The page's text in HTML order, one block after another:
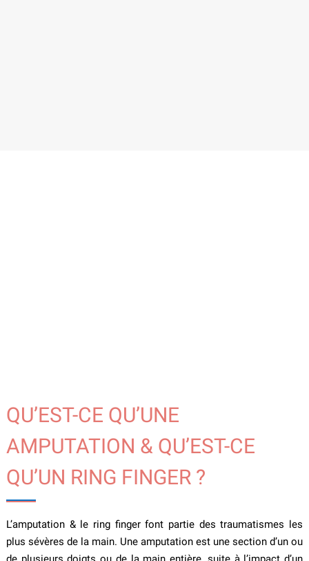
QU’EST-CE QU’UNE
AMPUTATION & QU’EST-CE
QU’UN RING FINGER ?
L’amputation & le ring finger font partie des traumatismes les
plus sévères de la main. Une amputation est une section d’un ou